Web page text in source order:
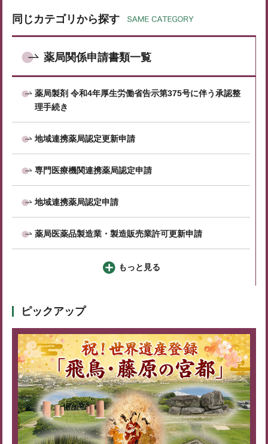
同じカテゴリから探す
薬局関係申請書類一覧
薬局製剤 令和4年厚生労働省告示第375号に伴う承認整
理手続き
地域連携薬局認定更新申請
専門医療機関連携薬局認定申請
地域連携薬局認定申請
薬局医薬品製造業・製造販売業許可更新申請
もっと見る
ピックアップ